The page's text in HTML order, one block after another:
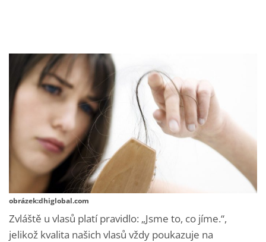
obrázek:dhiglobal.com
Zvláště u vlasů platí pravidlo: „Jsme to, co jíme.“,
jelikož kvalita našich vlasů vždy poukazuje na